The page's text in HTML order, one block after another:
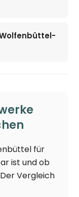
für
ist und ob
Vergleich